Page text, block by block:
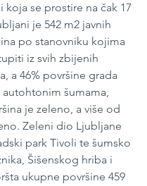
koja se prostire na čak 17
je 542 m2 javnih
po stanovniku kojima
iz svih zbijenih
a 46% površine grada
šumama,
je zeleno, a više od
Zeleni dio Ljubljane
park Tivoli te šumsko
Šišenskog hriba i
ukupne površine 459